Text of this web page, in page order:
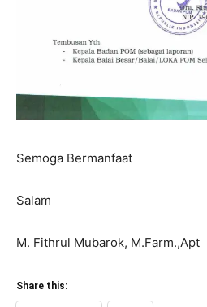
Semoga Bermanfaat
Salam
M. Fithrul Mubarok, M.Farm.,Apt
Share this: